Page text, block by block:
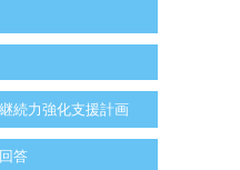
続力強化支援計画
答